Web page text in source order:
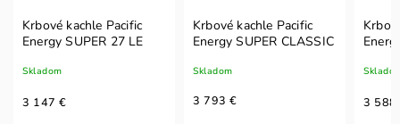
Krbové kachle Pacific
Energy SUPER 27 LE
Skladom
3 147 €
Krbové kachle Pacific
Energy SUPER CLASSIC
Skladom
3 793 € 3 588